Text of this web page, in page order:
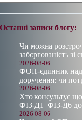
Останні записи блогу:
Чи можна
заборгованість
2026-08-06
ФОП-єдинник
доручення: чи
2026-08-06
Хто консультує
ФІЗ-Д1–ФІЗ-Д6
2026-08-06